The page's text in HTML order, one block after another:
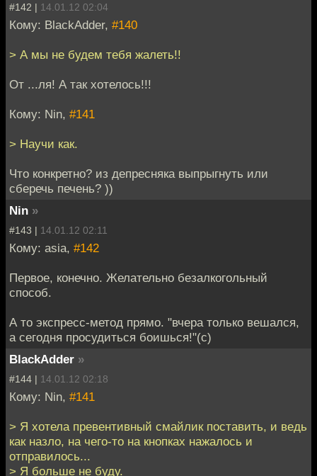
#142 | 14.01.12 02:04
Кому: BlackAdder, #140
> А мы не будем тебя жалеть!!
От ...ля! А так хотелось!!!
Кому: Nin, #141
> Научи как.
Что конкретно? из депресняка выпрыгнуть или
сберечь печень? ))
Nin »
#143 | 14.01.12 02:11
Кому: asia, #142
Первое, конечно. Желательно безалкогольный
способ.
А то экспресс-метод прямо. "вчера только вешался,
а сегодня просудиться боишься!"(с)
BlackAdder »
#144 | 14.01.12 02:18
Кому: Nin, #141
> Я хотела превентивный смайлик поставить, и ведь
как назло, на чего-то на кнопках нажалось и
отправилось...
> Я больше не буду.